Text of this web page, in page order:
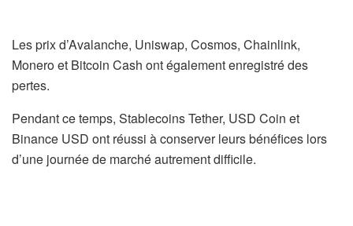
Les prix d’Avalanche, Uniswap, Cosmos, Chainlink,
Monero et Bitcoin Cash ont également enregistré des
pertes.
Pendant ce temps, Stablecoins Tether, USD Coin et
Binance USD ont réussi à conserver leurs bénéfices lors
d’une journée de marché autrement difficile.